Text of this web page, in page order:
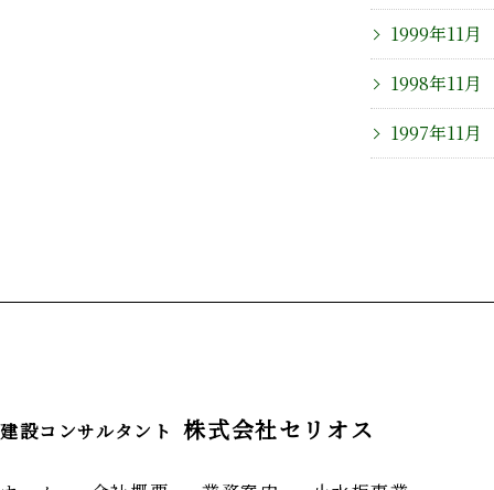
1999年11月
1998年11月
1997年11月
建設コンサルタント 株式会社セリオス